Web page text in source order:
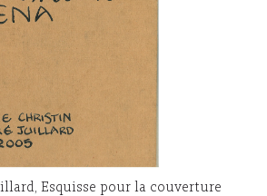
Esquisse pour la couverture